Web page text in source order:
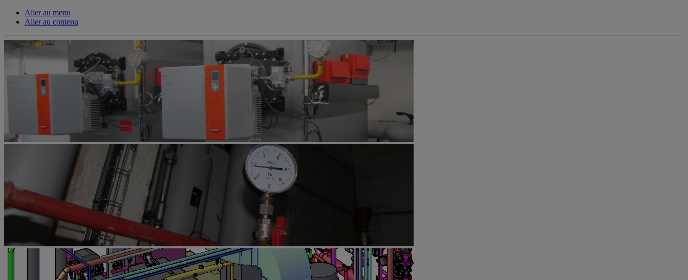
Aller au menu
Aller au contenu